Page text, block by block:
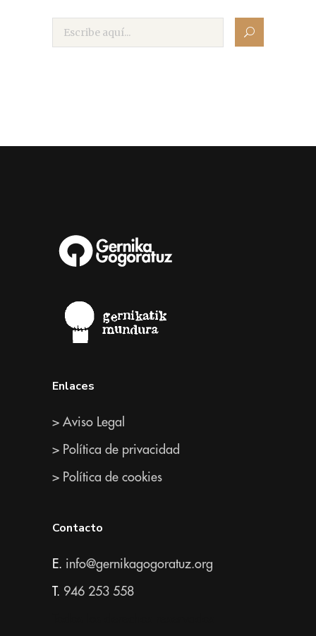
Enlaces
> Aviso Legal
> Política de privacidad
> Política de cookies
Contacto
E. info@gernikagogoratuz.org
T. 946 253 558